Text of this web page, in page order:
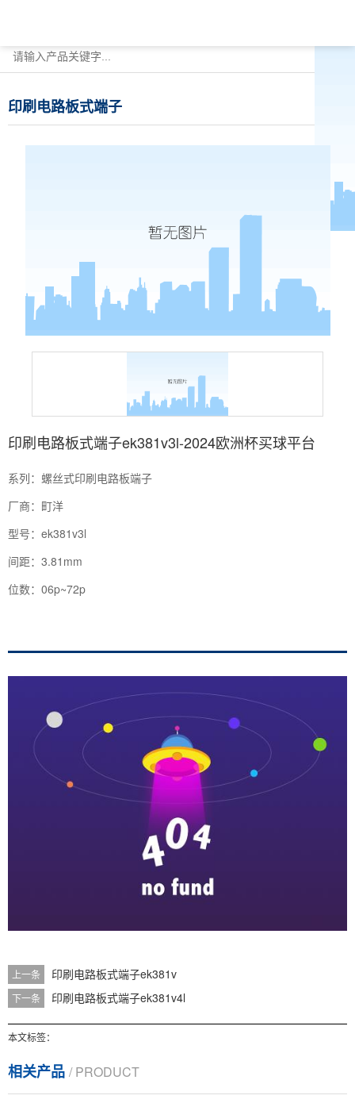
印刷电路板式端子
印刷电路板式端子ek381v3l-2024欧洲杯买球平台
系列：螺丝式印刷电路板端子
厂商：町洋
型号：ek381v3l
间距：3.81mm
位数：06p~72p
上一条 印刷电路板式端子ek381v
下一条 印刷电路板式端子ek381v4l
本文标签：
相关产品 / PRODUCT